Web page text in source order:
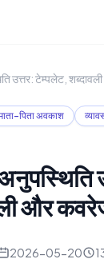
उत्तर: टेम्पलेट,
पिता अवकाश
और
2026-05-20